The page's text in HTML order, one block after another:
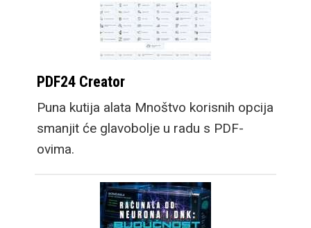
PDF24 Creator
Puna kutija alata Mnoštvo korisnih opcija
smanjit će glavobolje u radu s PDF-
ovima.